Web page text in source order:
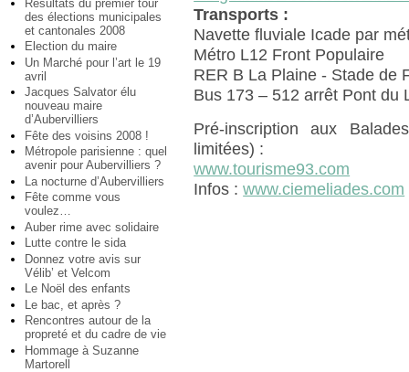
Résultats du premier tour
des élections municipales
et cantonales 2008
Election du maire
Un Marché pour l’art le 19
avril
Jacques Salvator élu
nouveau maire
d’Aubervilliers
Fête des voisins 2008 !
Métropole parisienne : quel
avenir pour Aubervilliers ?
La nocturne d’Aubervilliers
Fête comme vous
voulez…
Auber rime avec solidaire
Lutte contre le sida
Donnez votre avis sur
Vélib’ et Velcom
Le Noël des enfants
Le bac, et après ?
Rencontres autour de la
propreté et du cadre de vie
Hommage à Suzanne
Martorell
Transports :
Navette fluviale Icade par
Métro L12 Front Populaire
RER B La Plaine - Stade de
Bus 173 – 512 arrêt Pont du
Pré-inscription aux
limitées) :
www.tourisme93.com
Infos :www.ciemeliades.com